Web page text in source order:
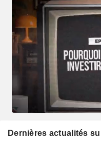
Dernières actualités